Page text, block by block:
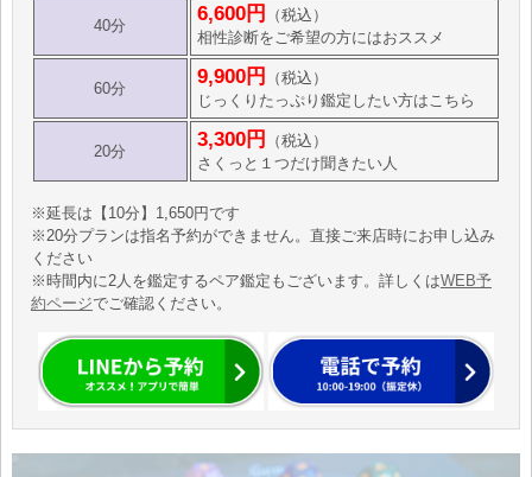
40分
6,600円
（税込）
相性診断をご希望の方にはおススメ
60分
9,900円
（税込）
じっくりたっぷり鑑定したい方はこちら
20分
3,300円
（税込）
さくっと１つだけ聞きたい人
※延長は【10分】1,650円です
※20分プランは指名予約ができません。直接ご来店時にお申し込み
ください
※時間内に2人を鑑定するペア鑑定もございます。詳しくはWEB予
約ページでご確認ください。